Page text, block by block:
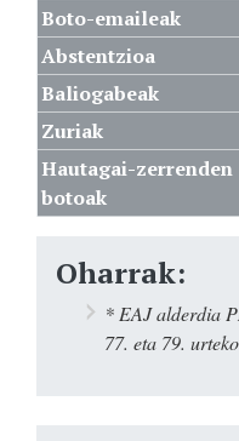
Boto-emaileak
Abstentzioa
Baliogabeak
Zuriak
Hautagai-zerrenden
botoak
Oharrak:
* EAJ alderdia
77. eta 79.